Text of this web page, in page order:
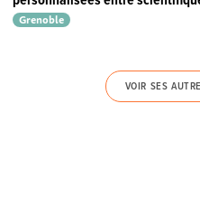
Grenoble
VOIR SES